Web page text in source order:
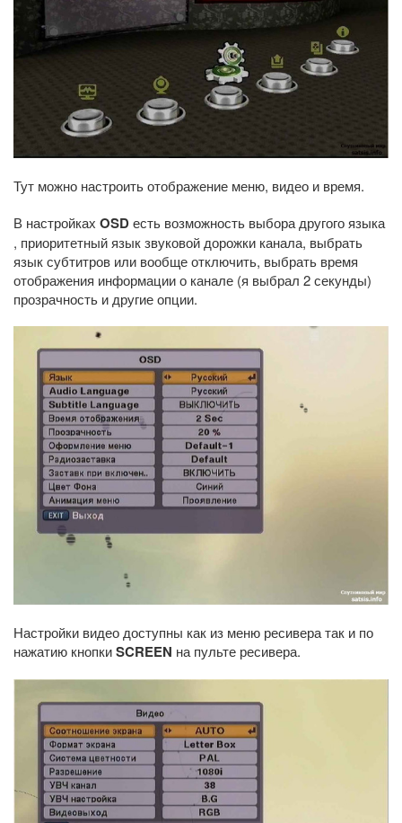
Тут можно настроить отображение меню, видео и время.
В настройках OSDесть возможность выбора другого языка
, приоритетный язык звуковой дорожки канала, выбрать
язык субтитров или вообще отключить, выбрать время
отображения информации о канале (я выбрал 2 секунды)
прозрачность и другие опции.
Настройки видео доступны как из меню ресивера так и по
нажатию кнопкиSCREEN на пульте ресивера.